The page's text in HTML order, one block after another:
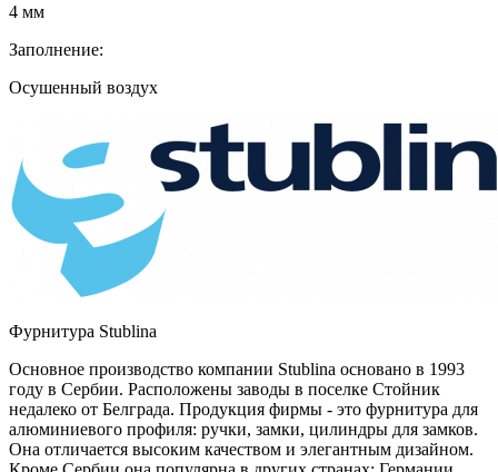
4 мм
Заполнение:
Осушенный воздух
Фурнитура Stublina
Основное производство компании Stublina основано в 1993
году в Сербии. Расположены заводы в поселке Стойник
недалеко от Белграда. Продукция фирмы - это фурнитура для
алюминиевого профиля: ручки, замки, цилиндры для замков.
Она отличается высоким качеством и элегантным дизайном.